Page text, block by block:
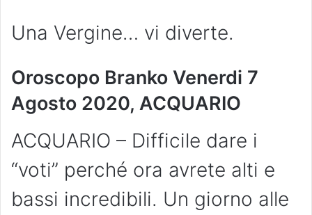
Una Vergine… vi diverte.
Oroscopo Branko Venerdi 7
Agosto 2020, ACQUARIO
ACQUARIO – Difficile dare i
“voti” perché ora avrete alti e
bassi incredibili. Un giorno alle